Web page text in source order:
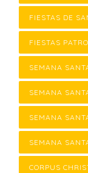
FIESTAS DE
FIESTAS
SEMANA
SEMANA
SEMANA
SEMANA
CORPUS